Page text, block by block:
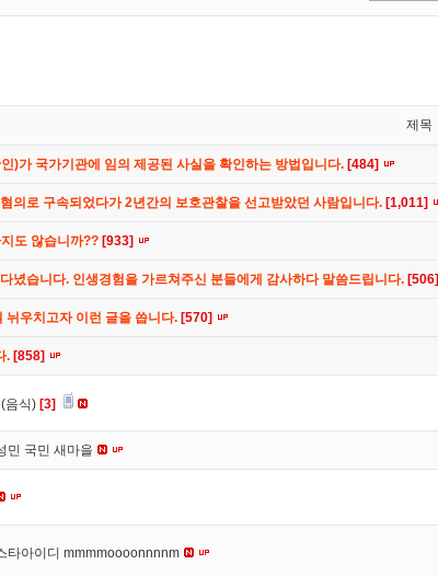
제목
)가 국가기관에 임의 제공된 사실을 확인하는 방법입니다. [484]
의로 구속되었다가 2년간의 보호관찰을 선고받았던 사람입니다. [1,011]
도 않습니까?? [933]
녔습니다. 인생경험을 가르쳐주신 분들에게 감사하다 말씀드립니다. [506]
뉘우치고자 이런 글을 씁니다. [570]
. [858]
음식) [3]
민 국민 새마을
타아이디 mmmmoooonnnnm